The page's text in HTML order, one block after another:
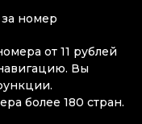
за номер
от 11 рублей
Вы
более 180 стран.